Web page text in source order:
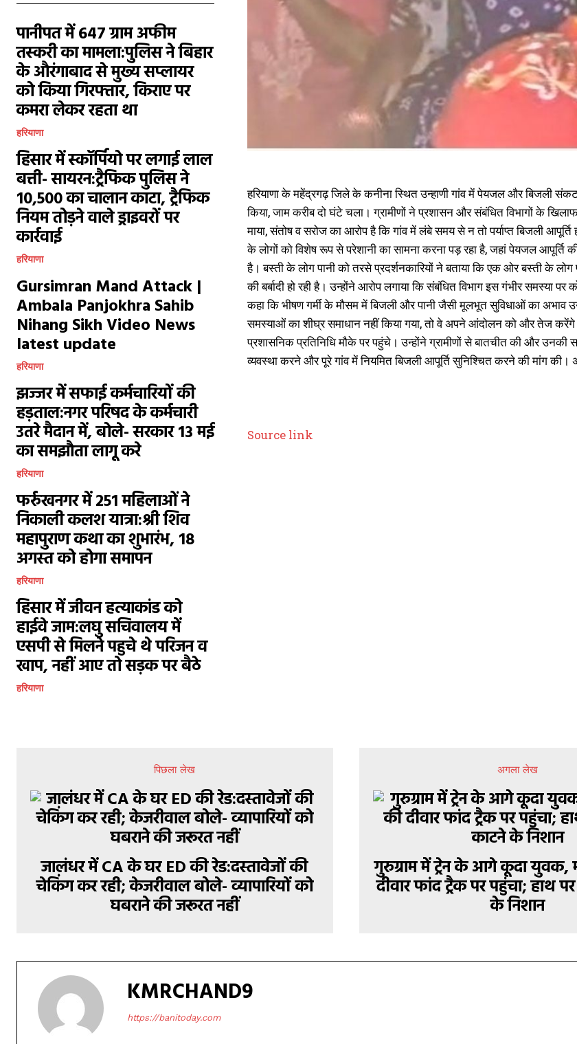
पानीपत में 647 ग्राम अफीम
तस्करी का मामला:पुलिस ने बिहार
के औरंगाबाद से मुख्य सप्लायर
को किया गिरफ्तार, किराए पर
कमरा लेकर रहता था
हरियाणा
हिसार में स्कॉर्पियो पर लगाई लाल
बत्ती- सायरन:ट्रैफिक पुलिस ने
₹10,500 का चालान काटा, ट्रैफिक
नियम तोड़ने वाले ड्राइवरों पर
कार्रवाई
हरियाणा
Gursimran Mand Attack |
Ambala Panjokhra Sahib
Nihang Sikh Video News
latest update
हरियाणा
झज्जर में सफाई कर्मचारियों की
हड़ताल:नगर परिषद के कर्मचारी
उतरे मैदान में, बोले- सरकार 13 मई
का समझौता लागू करे
हरियाणा
फर्रुखनगर में 251 महिलाओं ने
निकाली कलश यात्रा:श्री शिव
महापुराण कथा का शुभारंभ, 18
अगस्त को होगा समापन
हरियाणा
हिसार में जीवन हत्याकांड को
हाईवे जाम:लघु सचिवालय में
एसपी से मिलने पहुचे थे परिजन व
खाप, नहीं आए तो सड़क पर बैठे
हरियाणा
हरियाणा के महेंद्रगढ़ जिले के कनीना स्थित उन्हाणी गांव में पेयजल और बिजली
किया, जाम करीब दो घंटे चला। ग्रामीणों ने प्रशासन और संबंधित विभागों के
माया, संतोष व सरोज का आरोप है कि गांव में लंबे समय से न तो पर्याप्त बिजली
के लोगों को विशेष रूप से परेशानी का सामना करना पड़ रहा है, जहां पेयजल आपूर्ति
है। बस्ती के लोग पानी को तरसे प्रदर्शनकारियों ने बताया कि एक ओर बस्ती के
की बर्बादी हो रही है। उन्होंने आरोप लगाया कि संबंधित विभाग इस गंभीर समस्या
कहा कि भीषण गर्मी के मौसम में बिजली और पानी जैसी मूलभूत सुविधाओं का अभाव
समस्याओं का शीघ्र समाधान नहीं किया गया, तो वे अपने आंदोलन को और तेज
प्रशासनिक प्रतिनिधि मौके पर पहुंचे। उन्होंने ग्रामीणों से बातचीत की और
व्यवस्था करने और पूरे गांव में नियमित बिजली आपूर्ति सुनिश्चित करने की मांग
Source link
पिछला लेख
जालंधर में CA के घर ED की रेड:दस्तावेजों की
चेकिंग कर रही; केजरीवाल बोले- व्यापारियों को
घबराने की जरूरत नहीं
अगला लेख
गुरुग्राम में ट्रेन के आगे कूदा युवक,
दीवार फांद ट्रैक पर पहुंचा; हाथ
के निशान
KMRCHAND9
https://banitoday.com